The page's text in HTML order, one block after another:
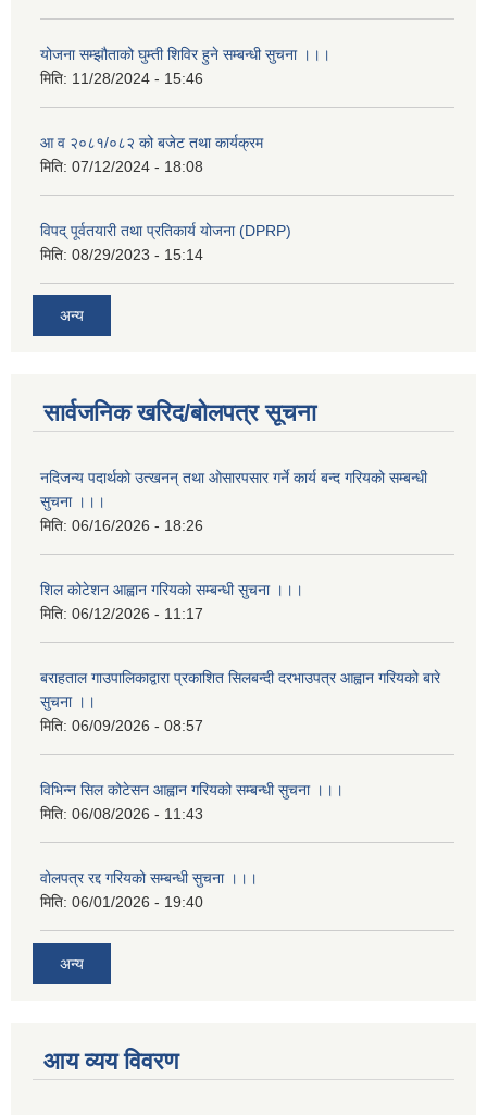
योजना सम्झौताको घुम्ती शिविर हुने सम्बन्धी सुचना ।।।
मिति: 11/28/2024 - 15:46
आ व २०८१/०८२ को बजेट तथा कार्यक्रम
मिति: 07/12/2024 - 18:08
विपद् पूर्वतयारी तथा प्रतिकार्य योजना (DPRP)
मिति: 08/29/2023 - 15:14
अन्य
सार्वजनिक खरिद/बोलपत्र सूचना
नदिजन्य पदार्थको उत्खनन् तथा ओसारपसार गर्ने कार्य बन्द गरियको सम्बन्धी
सुचना ।।।
मिति: 06/16/2026 - 18:26
शिल कोटेशन आह्वान गरियको सम्बन्धी सुचना ।।।
मिति: 06/12/2026 - 11:17
बराहताल गाउपालिकाद्वारा प्रकाशित सिलबन्दी दरभाउपत्र आह्वान गरियको बारे
सुचना ।।
मिति: 06/09/2026 - 08:57
विभिन्न सिल कोटेसन आह्वान गरियको सम्बन्धी सुचना ।।।
मिति: 06/08/2026 - 11:43
वोलपत्र रद्द गरियको सम्बन्धी सुचना ।।।
मिति: 06/01/2026 - 19:40
अन्य
आय व्यय विवरण